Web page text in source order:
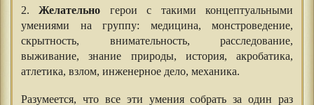
2.Желательно герои с такими концептуальными
умениями на группу: медицина, монстроведение,
скрытность, внимательность, расследование,
выживание, знание природы, история, акробатика,
атлетика, взлом, инженерное дело, механика.
Разумеется, что все эти умения собрать за один раз